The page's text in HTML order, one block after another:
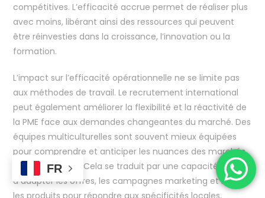
compétitives. L’efficacité accrue permet de réaliser plus
avec moins, libérant ainsi des ressources qui peuvent
être réinvesties dans la croissance, l’innovation ou la
formation.
L’impact sur l’efficacité opérationnelle ne se limite pas
aux méthodes de travail. Le recrutement international
peut également améliorer la flexibilité et la réactivité de
la PME face aux demandes changeantes du marché. Des
équipes multiculturelles sont souvent mieux équipées
pour comprendre et anticiper les nuances des marchés
étrangers cibles. Cela se traduit par une capacité accrue
à adapter les offres, les campagnes marketing et même
les produits pour répondre aux spécificités locales,
FR